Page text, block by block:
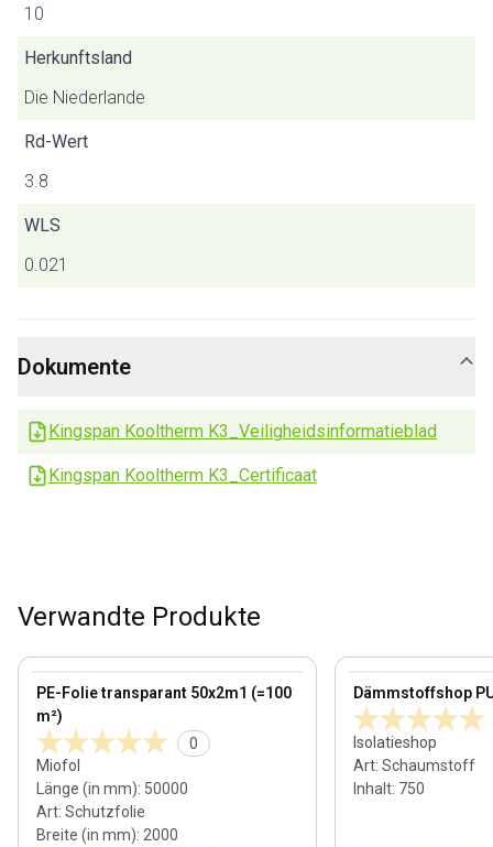
10
Herkunftsland
Die Niederlande
Rd-Wert
3.8
WLS
0.021
Dokumente
Kingspan Kooltherm K3_Veiligheidsinformatieblad
Kingspan Kooltherm K3_Certificaat
Verwandte Produkte
PE-Folie transparant 50x2m1 (=100
m²)
0
Miofol
Länge (in mm): 50000
Art: Schutzfolie
Breite (in mm): 2000
View product Dämmstoffshop
Isolatieshop
Art: Schaumstoff
Inhalt: 750
View product